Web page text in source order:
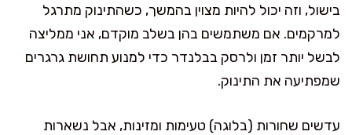
בישול, וזה יכול להיות מצוין בהמשך, כשהתינוק מתרגל
למרקמים. אם משתמשים בהן בשלב מוקדם, אני ממליצה
לבשל יותר זמן ולרסק בבלנדר כדי למנוע תחושת גרגרים
שמפתיעה את התינוק.
עדשים שחורות (בלוגה) טעימות ומזינות, אבל נשארות